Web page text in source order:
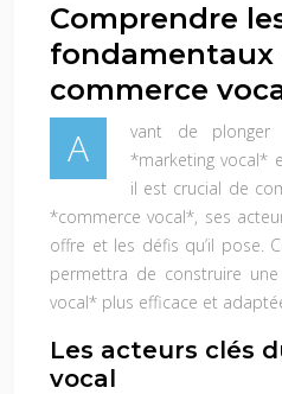
Comprendre
fondamentaux
commerce
A
vant de
*marketing vocal*
il est crucial de
*commerce vocal*, ses
offre et les défis qu’il pose.
permettra de construire
vocal* plus efficace et
Les acteurs clés
vocal